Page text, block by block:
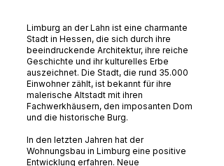
Limburg an der Lahn ist eine charmante
Stadt in Hessen, die sich durch ihre
beeindruckende Architektur, ihre reiche
Geschichte und ihr kulturelles Erbe
auszeichnet. Die Stadt, die rund 35.000
Einwohner zählt, ist bekannt für ihre
malerische Altstadt mit ihren
Fachwerkhäusern, den imposanten Dom
und die historische Burg.
In den letzten Jahren hat der
Wohnungsbau in Limburg eine positive
Entwicklung erfahren. Neue